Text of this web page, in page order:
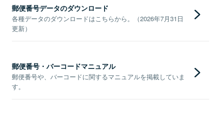
郵便番号データのダウンロード
各種データのダウンロードはこちらから。（2026年7月31日
更新）
郵便番号・バーコードマニュアル
郵便番号や、バーコードに関するマニュアルを掲載していま
す。